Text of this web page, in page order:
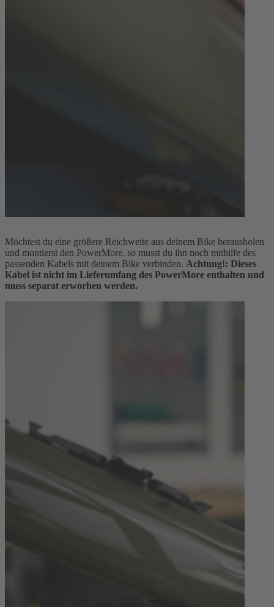
Möchtest du eine größere Reichweite aus deinem Bike herausholen
und montierst den PowerMore, so musst du ihn noch mithilfe des
passenden Kabels mit deinem Bike verbinden. Achtung!: Dieses
Kabel ist nicht im Lieferumfang des PowerMore enthalten und
muss separat erworben werden.